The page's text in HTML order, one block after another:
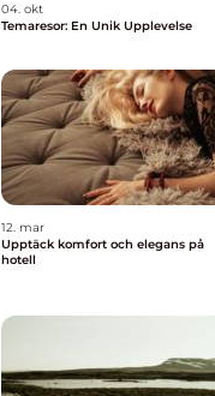
04. okt
Temaresor: En Unik Upplevelse
12. mar
Upptäck komfort och elegans på
hotell